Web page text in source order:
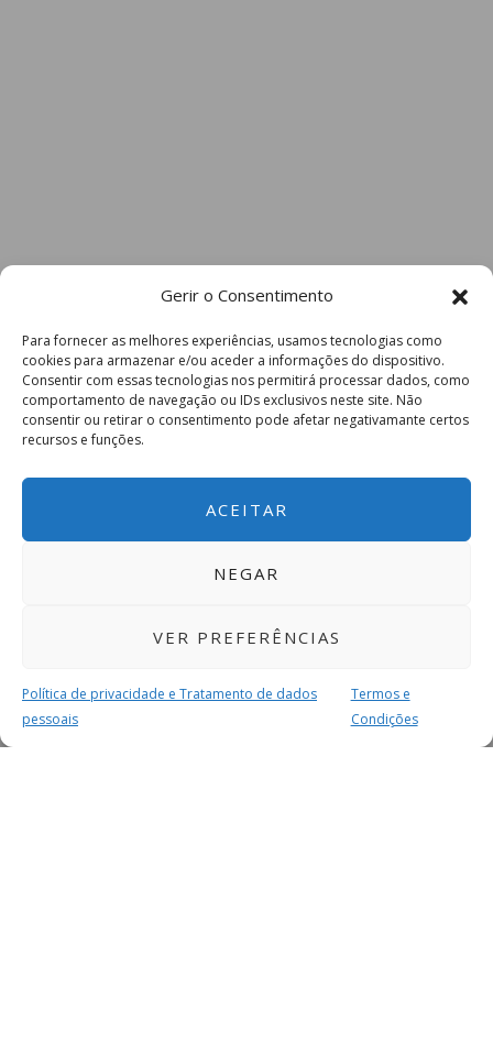
Gerir o Consentimento
Para fornecer as melhores experiências, usamos tecnologias como
cookies para armazenar e/ou aceder a informações do dispositivo.
Consentir com essas tecnologias nos permitirá processar dados, como
comportamento de navegação ou IDs exclusivos neste site. Não
consentir ou retirar o consentimento pode afetar negativamante certos
recursos e funções.
ACEITAR
NEGAR
VER PREFERÊNCIAS
Política de privacidade e Tratamento de dados
pessoais
Termos e
Condições